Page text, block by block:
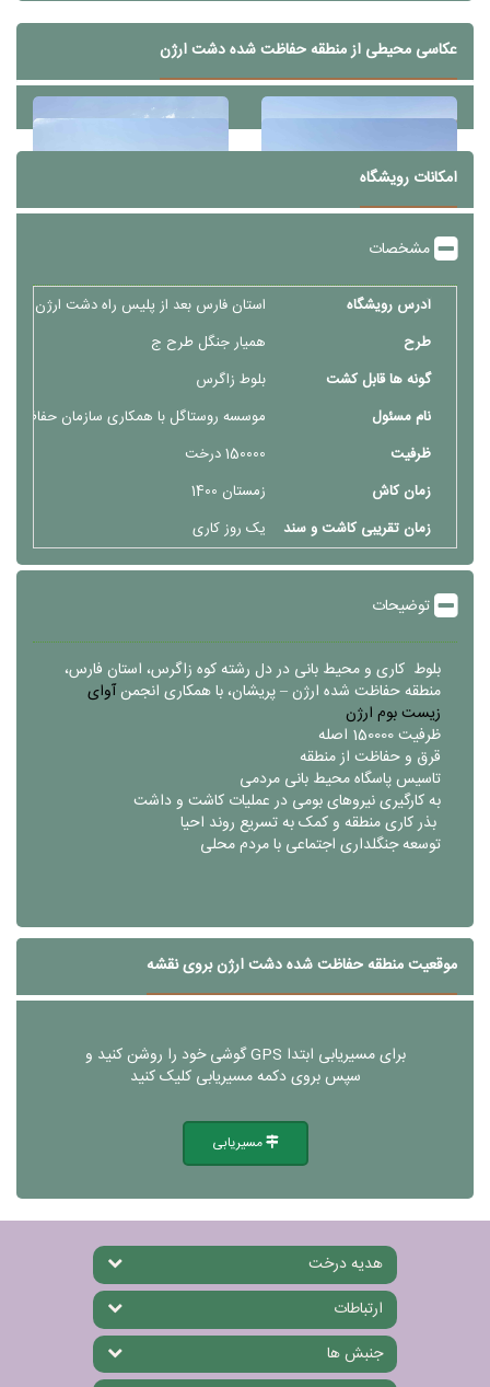
عکاسی محیطی از منطقه حفاظت شده دشت ارژن
امکانات رویشگاه
مشخصات
آدرس رویشگاه
استان فارس بعد از پلیس راه دشت ارژن
طرح
همیار جنگل طرح ج
گونه ها قابل کشت
بلوط زاگرس
نام مسئول
موسسه روستاگل با همکاری سازمان
ظرفیت
150000 درخت
زمان کاش
زمستان 1400
زمان تقریبی کاشت و سند
یک روز کاری
توضیحات
بلوط کاری و محیط بانی در دل رشته کوه زاگرس، استان فارس،
منطقه حفاظت شده ارژن – پریشان، با همکاری انجمنآوای
زیست بوم ارژن
ظرفیت 150000 اصله
قرق و حفاظت از منطقه
تاسیس پاسگاه محیط بانی مردمی
به کارگیری نیروهای بومی در عملیات کاشت و داشت
بذر کاری منطقه و کمک به تسریع روند احیا
توسعه جنگلداری اجتماعی با مردم محلی
موقعیت منطقه حفاظت شده دشت ارژن بروی نقشه
برای مسیریابی ابتدا GPS گوشی خود را روشن کنید و
سپس بروی دکمه مسیریابی کلیک کنید
مسیریابی
هدیه درخت
ارتباطات
جنبش ها